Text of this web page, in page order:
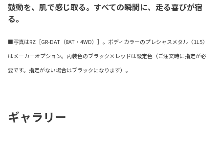
鼓動を、肌で感じ取る。すべての瞬間に、走る喜びが宿
る。
■写真はRZ［GR-DAT（8AT・4WD）］。ボディカラーのプレシャスメタル〈1L5〉
はメーカーオプション。内装色のブラック×レッドは設定色（ご注文時に指定が必
要です。指定がない場合はブラックになります）。
ギャラリー